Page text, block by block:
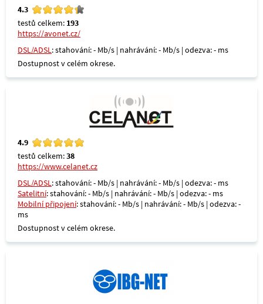
4.3
testů celkem: 193
https://avonet.cz/
DSL/ADSL: stahování: - Mb/s | nahrávání: - Mb/s | odezva: - ms
Dostupnost v celém okrese.
4.9
testů celkem:38
https://www.celanet.cz
DSL/ADSL: stahování: - Mb/s | nahrávání: - Mb/s | odezva: - ms
Satelitní: stahování: - Mb/s | nahrávání: - Mb/s | odezva: - ms
Mobilní připojení: stahování: - Mb/s | nahrávání: - Mb/s | odezva: -
ms
Dostupnost v celém okrese.